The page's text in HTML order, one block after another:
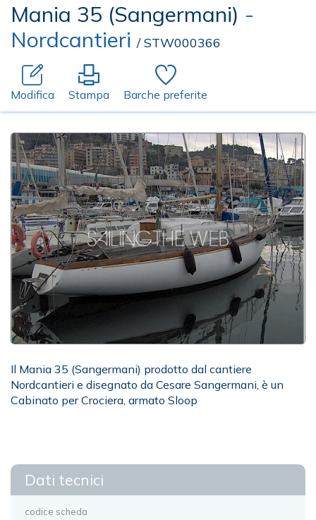
Mania 35 (Sangermani) -
Nordcantieri / STW000366
Modifica Stampa Barche preferite
Il Mania 35 (Sangermani) prodotto dal cantiere
Nordcantieri e disegnato da Cesare Sangermani, è un
Cabinato per Crociera, armato Sloop
Dati tecnici
codice scheda